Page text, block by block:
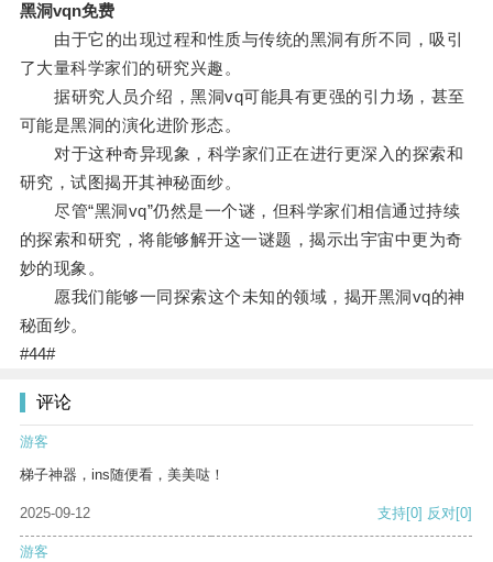
黑洞vqn免费
由于它的出现过程和性质与传统的黑洞有所不同，吸引
了大量科学家们的研究兴趣。
据研究人员介绍，黑洞vq可能具有更强的引力场，甚至
可能是黑洞的演化进阶形态。
对于这种奇异现象，科学家们正在进行更深入的探索和
研究，试图揭开其神秘面纱。
尽管“黑洞vq”仍然是一个谜，但科学家们相信通过持续
的探索和研究，将能够解开这一谜题，揭示出宇宙中更为奇
妙的现象。
愿我们能够一同探索这个未知的领域，揭开黑洞vq的神
秘面纱。
#44#
评论
游客
梯子神器，ins随便看，美美哒！
2025-09-12 支持[0] 反对[0]
游客